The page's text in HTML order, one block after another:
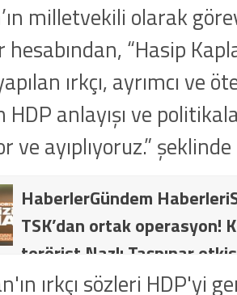
milletvekili olarak
“Hasip
ırkçı, ayrımcı ve
HDP anlayışı ve
ve ayıplıyoruz.”
HaberlerGündem
TSK’dan ortak operasyon!
terörist Nazlı Taşpınar
dakika: MİT ve TSK’dan